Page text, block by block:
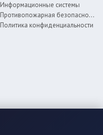
Информационные системы
Противопожарная безопасность
Политика конфиденциальности